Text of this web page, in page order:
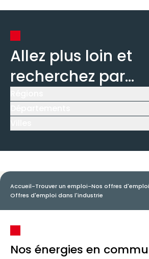
Allez plus loin et
recherchez par...
Accueil-Trouver un emploi-Nos offres
Offres d'emploi dans l'industrie
Nos énergies en